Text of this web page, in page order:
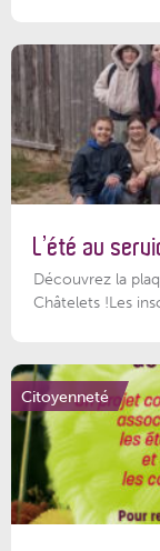
L’été au
Découvrez la
Châtelets !Les
Citoyenneté